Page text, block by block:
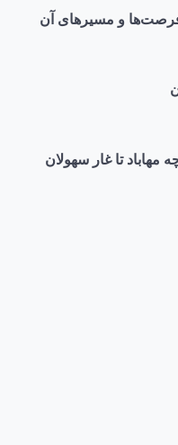
و مسیرهای آن
مهاباد تا غار سهولان